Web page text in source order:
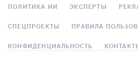
ПОЛИТИКА ИИ ЭКСПЕРТЫ
СПЕЦПРОЕКТЫ ПРАВИЛА
КОНФИДЕНЦИАЛЬНОСТЬ